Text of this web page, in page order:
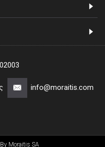
info@moraitis.com
Moraitis SA